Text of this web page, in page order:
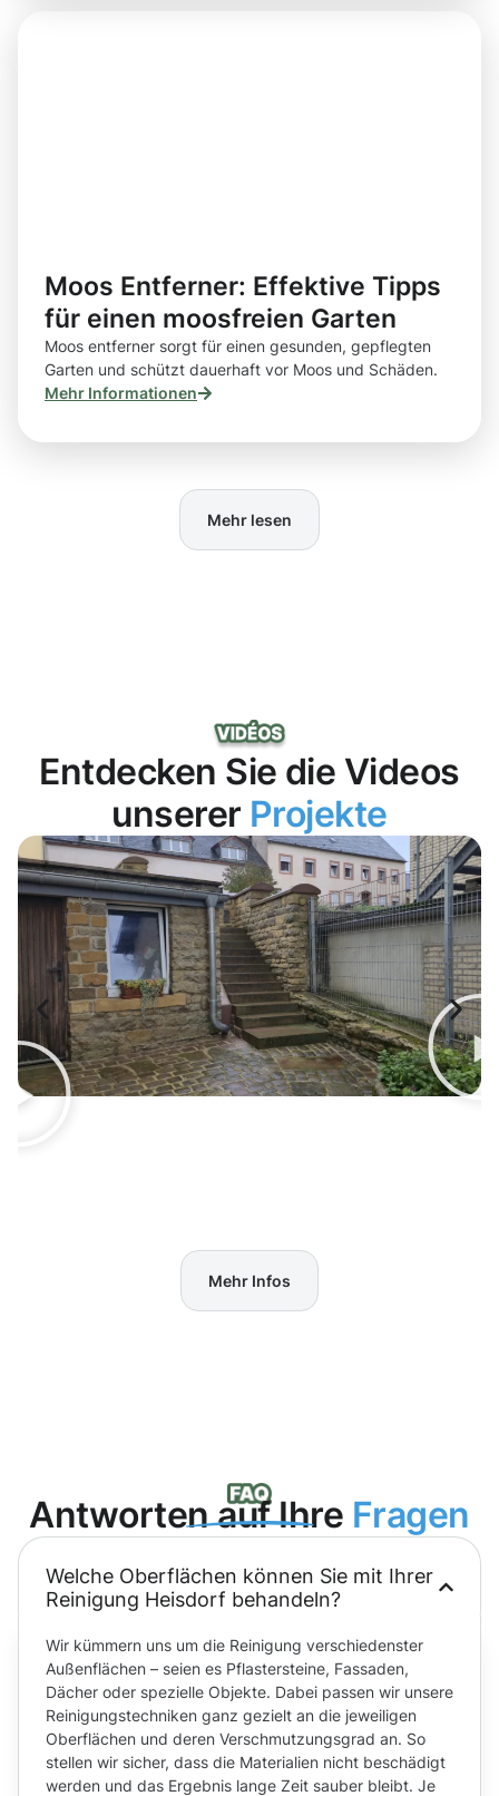
Moos Entferner: Effektive Tipps
für einen moosfreien Garten
Moos entferner sorgt für einen gesunden, gepflegten
Garten und schützt dauerhaft vor Moos und Schäden.
Mehr Informationen
Mehr lesen
Entdecken Sie die Videos
unserer Projekte
Mehr Infos
Antworten auf Ihre Fragen
Welche Oberflächen können Sie mit Ihrer
Reinigung Heisdorf behandeln?
Wir kümmern uns um die Reinigung verschiedenster
Außenflächen – seien es Pflastersteine, Fassaden,
Dächer oder spezielle Objekte. Dabei passen wir unsere
Reinigungstechniken ganz gezielt an die jeweiligen
Oberflächen und deren Verschmutzungsgrad an. So
stellen wir sicher, dass die Materialien nicht beschädigt
werden und das Ergebnis lange Zeit sauber bleibt. Je